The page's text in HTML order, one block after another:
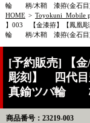
輪 柄/木鞘 漆拵(金
HOME > Toyokuni_Mobile
】003 【金漆拵】【鳳凰
輪 柄/木鞘 漆拵(金
[予約販売] 【
彫刻】 四代
真鍮ツバ輪
商品番号：23219-003